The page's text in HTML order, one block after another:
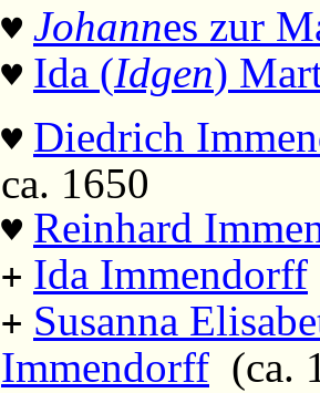
♥ Johannes zur
♥ Ida (Idgen)
♥ Diedrich
ca. 1650
♥ Reinhard
+ Ida Immendorff
+ Susanna
Immendorff (ca.